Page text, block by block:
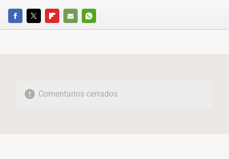
FACEBOOKTWITTERFLIPBOARD
E-
WHATSAPP
Comentarios cerrados